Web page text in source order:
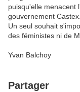
puisqu'elle menacent
gouvernement Castex.
Un seul souhait
des féministes ni de
Yvan Balchoy
Partager